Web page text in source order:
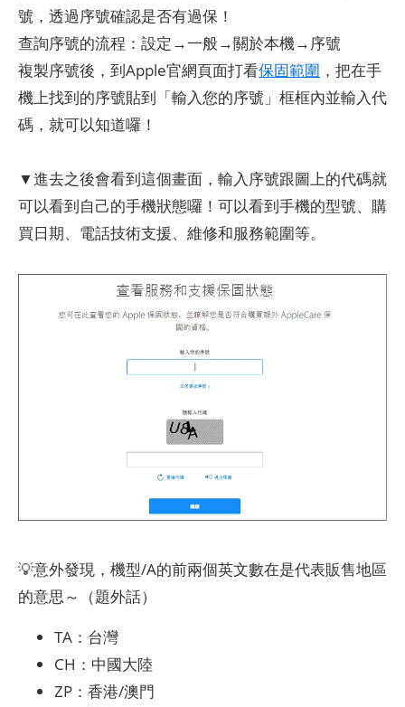
號，透過序號確認是否有過保！
查詢序號的流程：設定→一般→關於本機→序號
複製序號後，到Apple官網頁面打看保固範圍 ，把在手
機上找到的序號貼到「輸入您的序號」框框內並輸入代
碼，就可以知道囉！
▼進去之後會看到這個畫面，輸入序號跟圖上的代碼就
可以看到自己的手機狀態囉！可以看到手機的型號、購
買日期、電話技術支援、維修和服務範圍等。
💡意外發現，機型/A的前兩個英文數在是代表販售地區
的意思～（題外話）
TA：台灣
CH：中國大陸
ZP：香港/澳門